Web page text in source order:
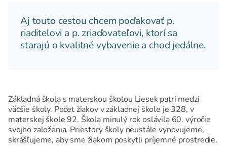
Aj touto cestou chcem poďakovať p.
riaditeľovi a p. zriaďovateľovi, ktorí sa
starajú o kvalitné vybavenie a chod jedálne.
Základná škola s materskou školou Liesek patrí medzi
väčšie školy. Počet žiakov v základnej škole je 328, v
materskej škole 92. Škola minulý rok oslávila 60. výročie
svojho založenia. Priestory školy neustále vynovujeme,
skrášľujeme, aby sme žiakom poskytli príjemné prostredie.